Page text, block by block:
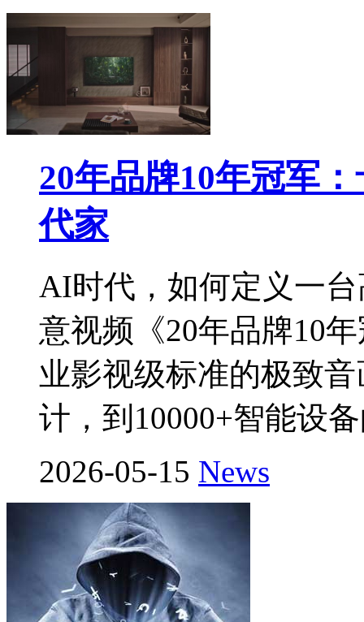
20年品牌10年冠军
代家
AI时代，如何定义一
意视频《20年品牌10
业影视级标准的极致
计，到10000+智能设
2026-05-15 News